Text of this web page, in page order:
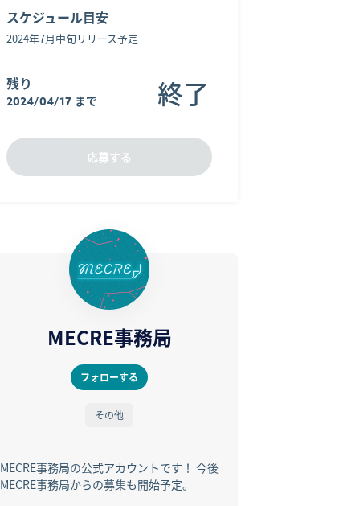
スケジュール目安
2024年7月中旬リリース予定
残り
2024/04/17 まで 終了
応募する
MECRE事務局
フォローする
その他
MECRE事務局の公式アカウントです！ 今後
MECRE事務局からの募集も開始予定。